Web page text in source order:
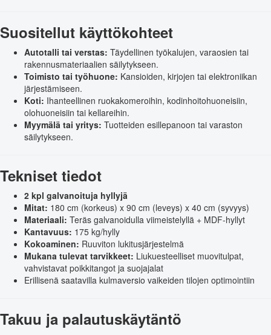
Suositellut käyttökohteet
Autotalli tai verstas: Täydellinen työkalujen, varaosien tai
rakennusmateriaalien säilytykseen.
Toimisto tai työhuone: Kansioiden, kirjojen tai elektroniikan
järjestämiseen.
Koti: Ihanteellinen ruokakomeroihin, kodinhoitohuoneisiin,
olohuoneisiin tai kellareihin.
Myymälä tai yritys: Tuotteiden esillepanoon tai varaston
säilytykseen.
Tekniset tiedot
2 kpl galvanoituja hyllyjä
Mitat: 180 cm (korkeus) x 90 cm (leveys) x 40 cm (syvyys)
Materiaali: Teräs galvanoidulla viimeistelyllä + MDF-hyllyt
Kantavuus: 175 kg/hylly
Kokoaminen: Ruuviton lukitusjärjestelmä
Mukana tulevat tarvikkeet: Liukuesteelliset muovitulpat,
vahvistavat poikkitangot ja suojajalat
Erillisenä saatavilla kulmaversio vaikeiden tilojen optimointiin
Takuu ja palautuskäytäntö